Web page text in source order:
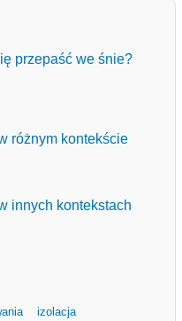
przepaść we śnie?
różnym kontekście
innych kontekstach
izolacja